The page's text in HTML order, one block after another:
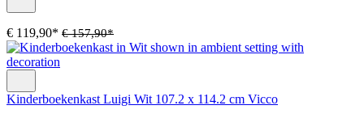
€ 119,90* € 157,90*
Kinderboekenkast Luigi Wit 107.2 x 114.2 cm Vicco